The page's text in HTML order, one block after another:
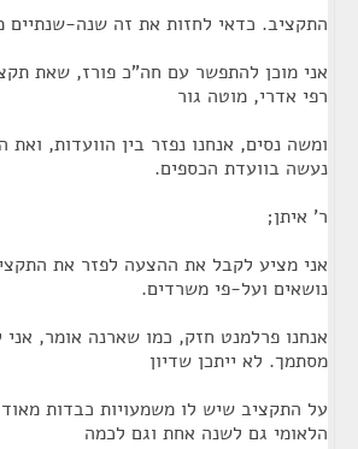
התקציב. כדאי לחזות את זה שנה-שנתיים
אני מוכן להתפשר עם חה"כ פורז, שאת
רפי אדרי, מוטה גור
ומשה נסים, אנחנו נפזר בין הוועדות,
נעשה בוועדת הכספים.
ר' איתן;
אני מציע לקבל את ההצעה לפזר את
נושאים ועל-פי משרדים.
אנחנו פרלמנט חזק, כמו שארנה אומר,
מסתמך. לא ייתכן שדיון
על התקציב שיש לו משמעויות כבדות
הלאומי גם לשנה אחת וגם לכמה